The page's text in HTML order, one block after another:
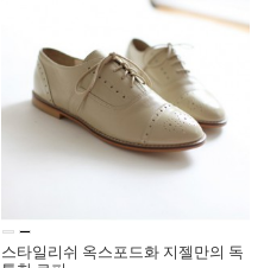
스타일리쉬 옥스포드화 지젤만의 독